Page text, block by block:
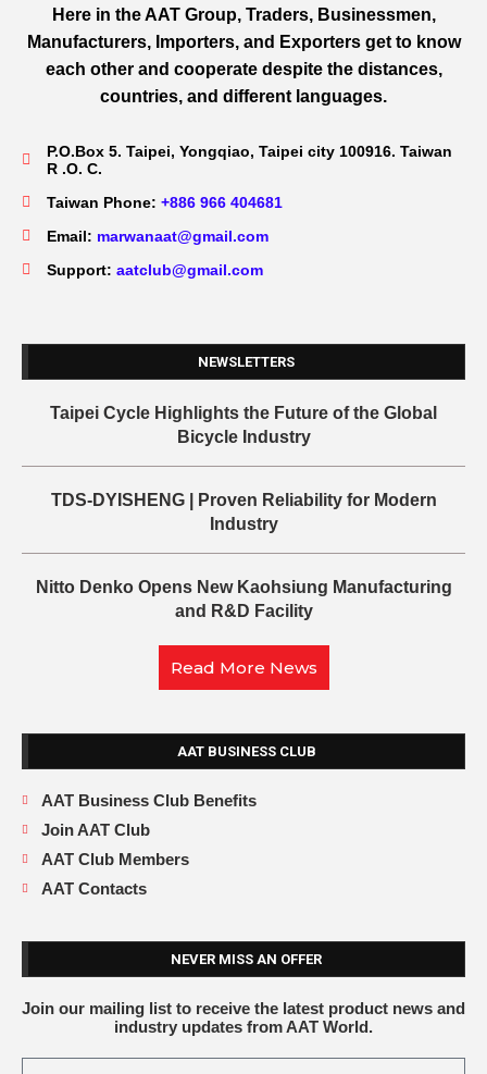
Here in the AAT Group, Traders, Businessmen,
Manufacturers, Importers, and Exporters get to know
each other and cooperate despite the distances,
countries, and different languages.
P.O.Box 5. Taipei, Yongqiao, Taipei city 100916. Taiwan
R .O. C.
Taiwan Phone: +886 966 404681
Email: marwanaat@gmail.com
Support: aatclub@gmail.com
NEWSLETTERS
Taipei Cycle Highlights the Future of the Global
Bicycle Industry
TDS-DYISHENG | Proven Reliability for Modern
Industry
Nitto Denko Opens New Kaohsiung Manufacturing
and R&D Facility
Read More News
AAT BUSINESS CLUB
AAT Business Club Benefits
Join AAT Club
AAT Club Members
AAT Contacts
NEVER MISS AN OFFER
Join our mailing list to receive the latest product news and
industry updates from AAT World.